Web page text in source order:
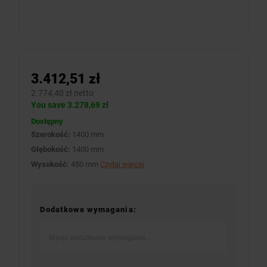
3.412,51 zł
2.774,40 zł netto
You save 3.278,69 zł
Dostępny
Szerokość: 1400 mm
Głębokość: 1400 mm
Wysokość: 450 mm Czytaj więcej
Dodatkowe wymagania: